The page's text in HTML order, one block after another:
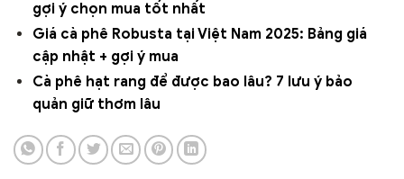
gợi ý chọn mua tốt nhất
Giá cà phê Robusta tại Việt Nam 2025: Bảng giá
cập nhật + gợi ý mua
Cà phê hạt rang để được bao lâu? 7 lưu ý bảo
quản giữ thơm lâu